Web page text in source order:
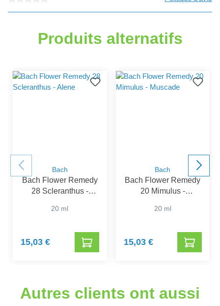
Produits alternatifs
Bach
Bach Flower Remedy
28 Scleranthus -
20 ml
15,03 €
Bach
Bach Flower Remedy
20 Mimulus -
20 ml
15,03 €
Autres clients ont aussi